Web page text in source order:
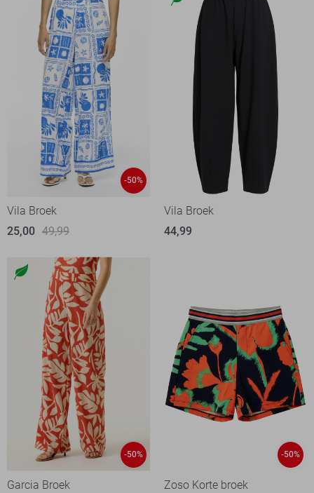
-50%
Vila Broek
25,00 49,99
Vila Broek
44,99
-50%
Garcia Broek
-50%
Zoso Korte broek